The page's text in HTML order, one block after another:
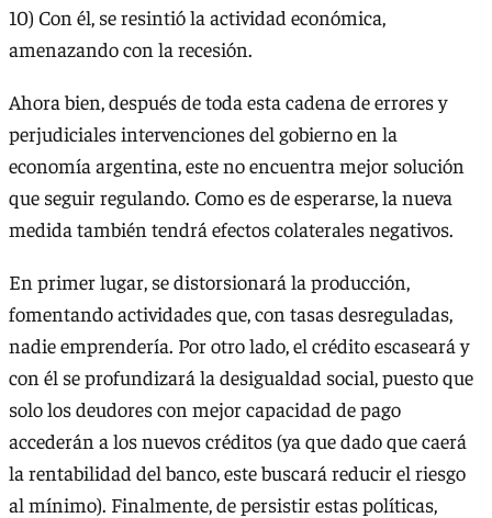
10) Con él, se resintió la actividad económica,
amenazando con la recesión.
Ahora bien, después de toda esta cadena de errores y
perjudiciales intervenciones del gobierno en la
economía argentina, este no encuentra mejor solución
que seguir regulando. Como es de esperarse, la nueva
medida también tendrá efectos colaterales negativos.
En primer lugar, se distorsionará la producción,
fomentando actividades que, con tasas desreguladas,
nadie emprendería. Por otro lado, el crédito escaseará y
con él se profundizará la desigualdad social, puesto que
solo los deudores con mejor capacidad de pago
accederán a los nuevos créditos (ya que dado que caerá
la rentabilidad del banco, este buscará reducir el riesgo
al mínimo). Finalmente, de persistir estas políticas,